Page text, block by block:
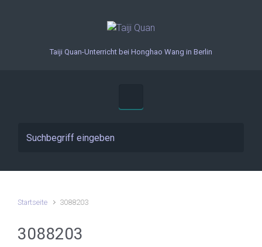
Taiji Quan-Unterricht bei Honghao Wang in Berlin
Startseite 3088203
3088203